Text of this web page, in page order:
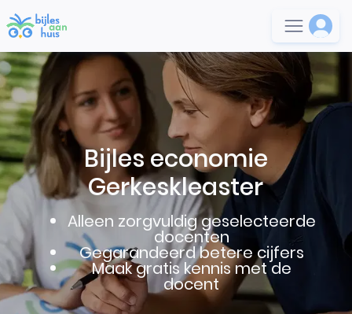
Bijles economie
Gerkeskleaster
Alleen zorgvuldig geselecteerde
docenten
Gegarandeerd betere cijfers
Maak gratis kennis met de
docent